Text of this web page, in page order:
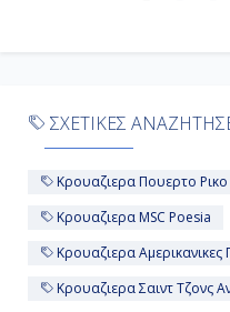
ΣΧΕΤΙΚΕΣ
Κρουαζιερα Πουερτο Ρικο
Κρουαζιερα MSC Poesia
Κρουαζιερα
Κρουαζιερα Σαιντ Τζονς